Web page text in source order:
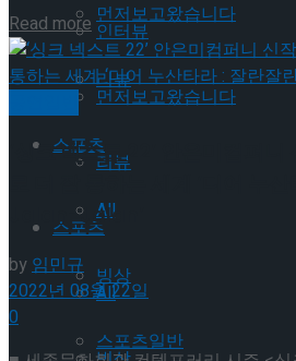
먼저보고왔습니다
리뷰
스포츠
All
빙상
스포츠일반
인터뷰
먼저보고왔습니다
리뷰
스포츠
All
Read moreDetails
‘싱크 넥스트 22’ 안은미컴퍼니
Jalan-Jalan’
by임민규
2022년 08월 22일
0